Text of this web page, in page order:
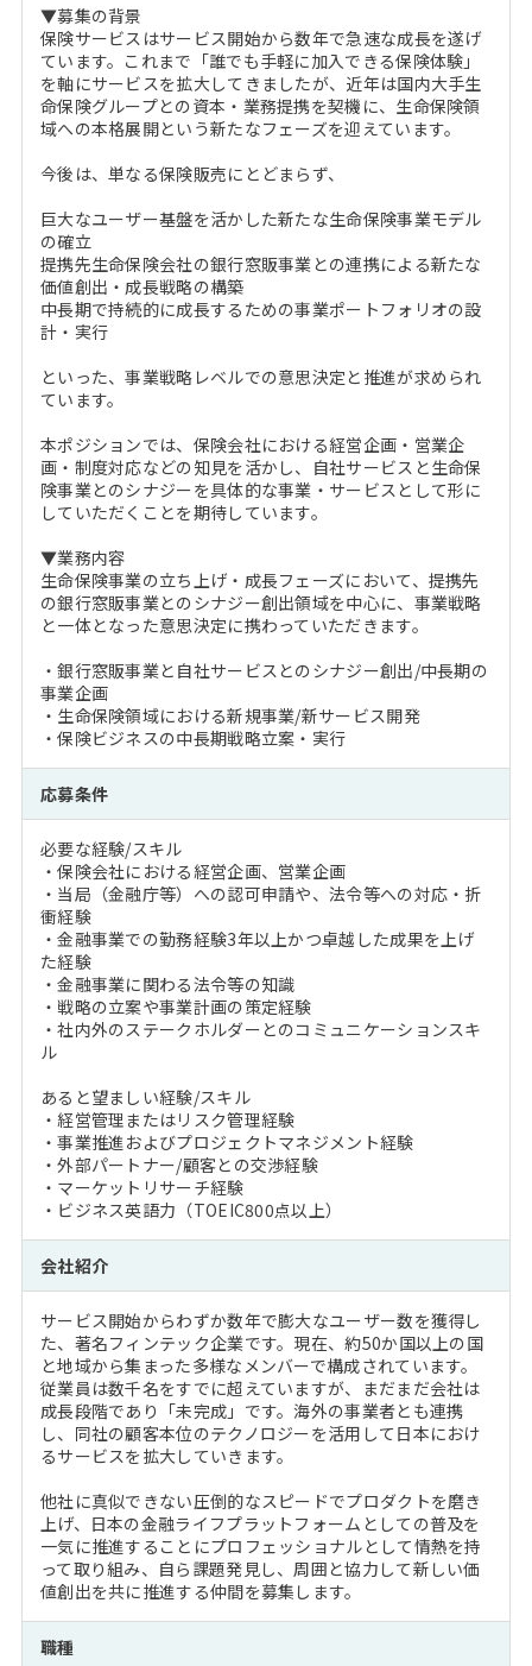
▼募集の背景
保険サービスはサービス開始から数年で急速な成長を遂げ
ています。これまで「誰でも手軽に加入できる保険体験」
を軸にサービスを拡大してきましたが、近年は国内大手生
命保険グループとの資本・業務提携を契機に、生命保険領
域への本格展開という新たなフェーズを迎えています。
今後は、単なる保険販売にとどまらず、
巨大なユーザー基盤を活かした新たな生命保険事業モデル
の確立
提携先生命保険会社の銀行窓販事業との連携による新たな
価値創出・成長戦略の構築
中長期で持続的に成長するための事業ポートフォリオの設
計・実行
といった、事業戦略レベルでの意思決定と推進が求められ
ています。
本ポジションでは、保険会社における経営企画・営業企
画・制度対応などの知見を活かし、自社サービスと生命保
険事業とのシナジーを具体的な事業・サービスとして形に
していただくことを期待しています。
▼業務内容
生命保険事業の立ち上げ・成長フェーズにおいて、提携先
の銀行窓販事業とのシナジー創出領域を中心に、事業戦略
と一体となった意思決定に携わっていただきます。
・銀行窓販事業と自社サービスとのシナジー創出/中長期の
事業企画
・生命保険領域における新規事業/新サービス開発
・保険ビジネスの中長期戦略立案・実行
応募条件
必要な経験/スキル
・保険会社における経営企画、営業企画
・当局（金融庁等）への認可申請や、法令等への対応・折
衝経験
・金融事業での勤務経験3年以上かつ卓越した成果を上げ
た経験
・金融事業に関わる法令等の知識
・戦略の立案や事業計画の策定経験
・社内外のステークホルダーとのコミュニケーションスキ
ル
あると望ましい経験/スキル
・経営管理またはリスク管理経験
・事業推進およびプロジェクトマネジメント経験
・外部パートナー/顧客との交渉経験
・マーケットリサーチ経験
・ビジネス英語力（TOEIC800点以上）
会社紹介
サービス開始からわずか数年で膨大なユーザー数を獲得し
た、著名フィンテック企業です。現在、約50か国以上の国
と地域から集まった多様なメンバーで構成されています。
従業員は数千名をすでに超えていますが、まだまだ会社は
成長段階であり「未完成」です。海外の事業者とも連携
し、同社の顧客本位のテクノロジーを活用して日本におけ
るサービスを拡大していきます。
他社に真似できない圧倒的なスピードでプロダクトを磨き
上げ、日本の金融ライフプラットフォームとしての普及を
一気に推進することにプロフェッショナルとして情熱を持
って取り組み、自ら課題発見し、周囲と協力して新しい価
値創出を共に推進する仲間を募集します。
職種